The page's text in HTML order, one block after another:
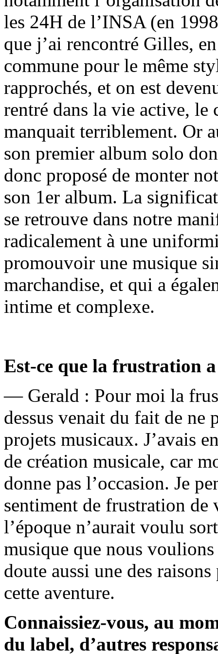
les 24H de l’INSA (en
que j’ai rencontré Gilles,
commune pour le même
rapprochés, et on est
rentré dans la vie active,
manquait terriblement. Or
son premier album solo
donc proposé de monter
son 1er album. La
se retrouve dans notre
radicalement à une
promouvoir une musique
marchandise, et qui a
intime et complexe.
Est-ce que la frustration a
— Gerald : Pour moi la
dessus venait du fait de ne
projets musicaux. J’avais
de création musicale, car
donne pas l’occasion. Je
sentiment de frustration de
l’époque n’aurait voulu
musique que nous
doute aussi une des
cette aventure.
Connaissiez-vous, au
du label, d’autres